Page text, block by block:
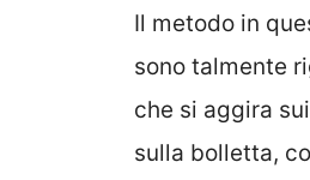
Il metodo in
sono talmente
che si aggira sui
sulla bolletta,